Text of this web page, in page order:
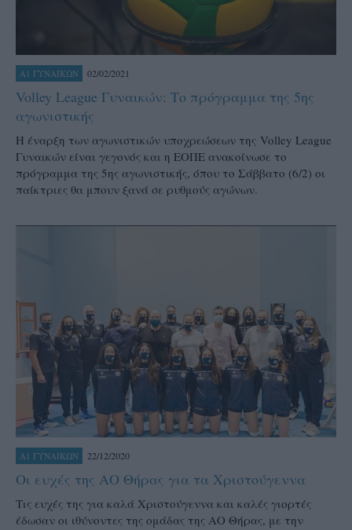
Α1 ΓΥΝΑΙΚΩΝ 02/02/2021
Volley League Γυναικών: Το πρόγραμμα της 5ης
αγωνιστικής
Η έναρξη των αγωνιστικών υποχρεώσεων της Volley League
Γυναικών είναι γεγονός και η ΕΟΠΕ ανακοίνωσε το
πρόγραμμα της 5ης αγωνιστικής, όπου το Σάββατο (6/2) οι
παίκτριες θα μπουν ξανά σε ρυθμούς αγώνων.
Α1 ΓΥΝΑΙΚΩΝ 22/12/2020
Οι ευχές της ΑΟ Θήρας για τα Χριστούγεννα
Τις ευχές της για καλά Χριστούγεννα και καλές γιορτές
έδωσαν οι ιθύνοντες της ομάδας της ΑΟ Θήρας, με την